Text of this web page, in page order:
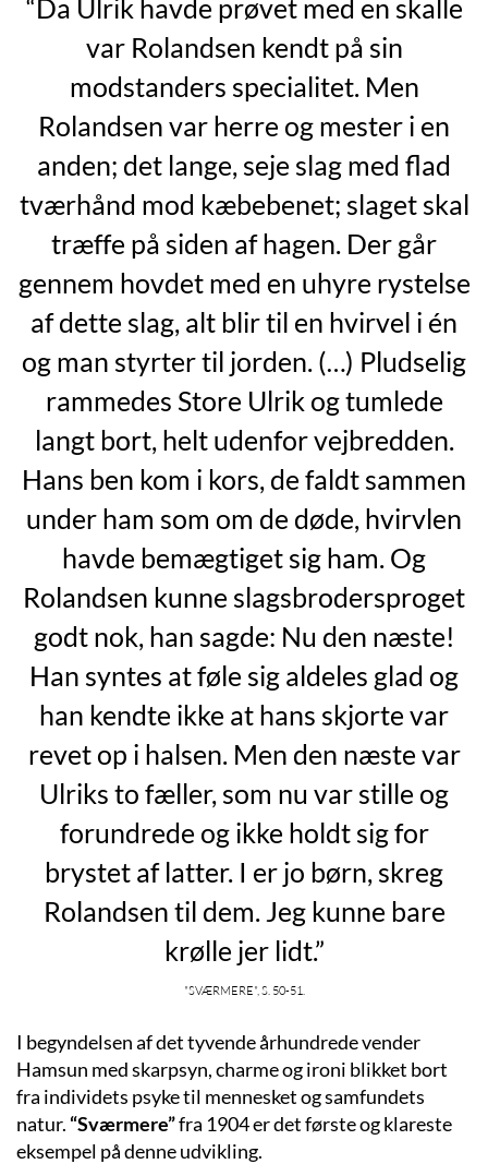
“Da Ulrik havde prøvet med en skalle
var Rolandsen kendt på sin
modstanders specialitet. Men
Rolandsen var herre og mester i en
anden; det lange, seje slag med flad
tværhånd mod kæbebenet; slaget skal
træffe på siden af hagen. Der går
gennem hovdet med en uhyre rystelse
af dette slag, alt blir til en hvirvel i én
og man styrter til jorden. (…) Pludselig
rammedes Store Ulrik og tumlede
langt bort, helt udenfor vejbredden.
Hans ben kom i kors, de faldt sammen
under ham som om de døde, hvirvlen
havde bemægtiget sig ham. Og
Rolandsen kunne slagsbrodersproget
godt nok, han sagde: Nu den næste!
Han syntes at føle sig aldeles glad og
han kendte ikke at hans skjorte var
revet op i halsen. Men den næste var
Ulriks to fæller, som nu var stille og
forundrede og ikke holdt sig for
brystet af latter. I er jo børn, skreg
Rolandsen til dem. Jeg kunne bare
krølle jer lidt.”
"Sværmere", s. 50-51.
I begyndelsen af det tyvende århundrede vender
Hamsun med skarpsyn, charme og ironi blikket bort
fra individets psyke til mennesket og samfundets
natur. “Sværmere”fra 1904 er det første og klareste
eksempel på denne udvikling.